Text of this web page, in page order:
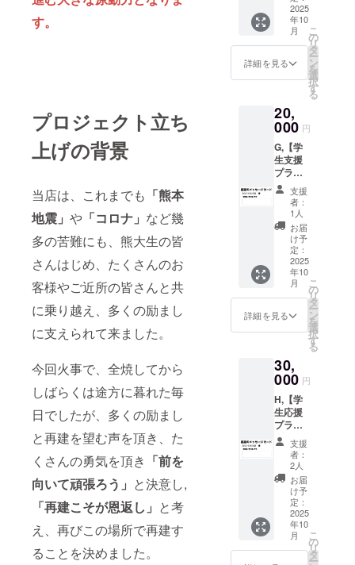
す。
プロジェクト立ち
上げの背景
当店は、これまでも 「熊本
地震」 や 「コロナ」 など幾
多の苦難にも、熊大生の皆
さんはじめ、たくさんのお
客様やご近所の皆さんと共
に乗り越え、多くの励まし
に支えられて来ました。
今回火事で、全焼してから
しばらくは途方に暮れた毎
日でしたが、多くの励まし
と再建を望む声を頂き、た
くさんの勇気を頂き 「前を
向いて頑張ろう」 と決意し,
「再建こそが恩返し」 と考
え、再びこの場所で再建す
ることを決めました。
す。
利用期
限；
2026年
3月31日
3月31日
まで ・
当店よ
り感謝
を込め
した学
生から
お礼
メッ
セージ
をお返
ししま
す。
熊大生
のみが
利用対
象者と
なるチ
ケット
です。
500円分
の商品
購入券
を500円
券×20人
分
（1000
0円分）
利用期
限；
2026年
3月31日
まで ・
当店よ
り感謝
を込め
たお礼
生から
お礼
メッ
セージ
をお返
ししま
す。
2025
年10
月
詳細を見る
こ
の
リ
タ
ー
ン
を
選
択
す
る
20,
000 円
G,【学
生支援
プラ
ン】来
店する
熊大生
のみが
利用対
象者と
なるチ
ケット
です。
当店の
500円分
の商品
購入券
を500円
券×40人
分
（2000
0円分）
利用期
限；
2026年
3月31日
まで ・
当店よ
り感謝
を込め
たお礼
メール
・利用
した学
支援
者：
1人
お届
け予
定：
2025
年10
月
詳細を見る
こ
の
リ
タ
ー
ン
を
選
択
す
る
30,
000 円
H,【学
生応援
プラ
ン】来
店する
熊大生
のみが
利用対
象者と
なるチ
ケット
です。
当店の
支援
者：
2人
お届
け予
定：
2025
年10
月
こ
の
リ
タ
ー